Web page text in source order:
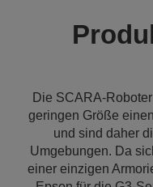
Die SCARA-
geringen Größe
und sind daher
Umgebungen. Da
einer einzigen